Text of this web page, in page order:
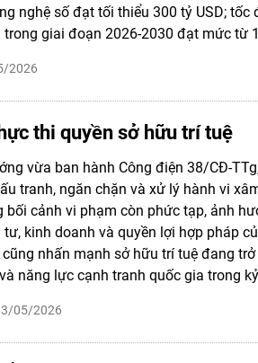
2026
nghệ số đạt tối thiểu 300 tỷ USD;
trong giai đoạn 2026-2030 đạt mức từ
thi quyền sở hữu trí tuệ
05/2026
vừa ban hành Công điện 38/CĐ-
tranh, ngăn chặn và xử lý hành vi
bối cảnh vi phạm còn phức tạp, ảnh
kinh doanh và quyền lợi hợp pháp
cũng nhấn mạnh sở hữu trí tuệ đang
năng lực cạnh tranh quốc gia trong